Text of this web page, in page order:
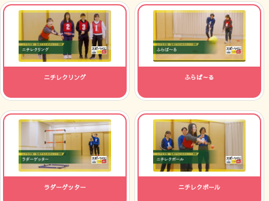
ニチレクリング ふらば～る
ラダーゲッター ニチレクボール